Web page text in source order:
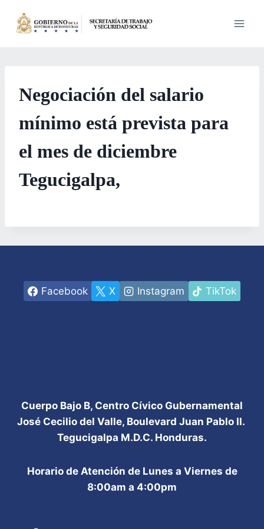
Negociación del salario
mínimo está prevista para
el mes de diciembre
Tegucigalpa,
Facebook X Instagram TikTok
Cuerpo Bajo B, Centro Cívico Gubernamental
José Cecilio del Valle, Boulevard Juan Pablo II.
Tegucigalpa M.D.C. Honduras.
Horario de Atención de Lunes a Viernes de
8:00am a 4:00pm